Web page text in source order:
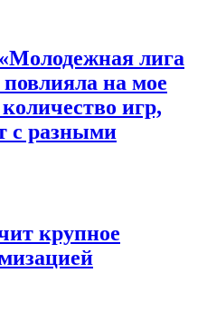
лига
на мое
игр,
с разными
крупное